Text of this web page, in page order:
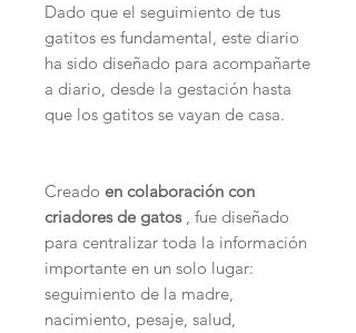
Dado que el seguimiento de tus
gatitos es fundamental, este diario
ha sido diseñado para acompañarte
a diario, desde la gestación hasta
que los gatitos se vayan de casa.
Creado en colaboración con
criadores de gatos, fue diseñado
para centralizar toda la información
importante en un solo lugar:
seguimiento de la madre,
nacimiento, pesaje, salud,